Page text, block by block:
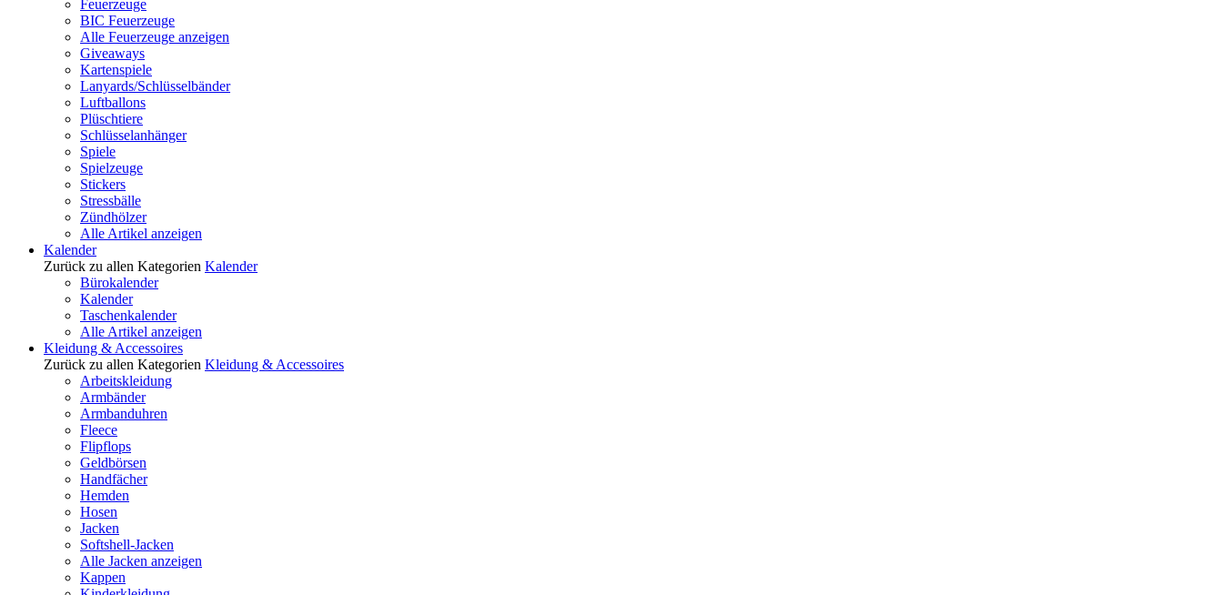
Feuerzeuge
BIC Feuerzeuge
Alle Feuerzeuge anzeigen
Giveaways
Kartenspiele
Lanyards/Schlüsselbänder
Luftballons
Plüschtiere
Schlüsselanhänger
Spiele
Spielzeuge
Stickers
Stressbälle
Zündhölzer
Alle Artikel anzeigen
Kalender
Zurück zu allen Kategorien Kalender
Bürokalender
Kalender
Taschenkalender
Alle Artikel anzeigen
Kleidung & Accessoires
Zurück zu allen Kategorien Kleidung & Accessoires
Arbeitskleidung
Armbänder
Armbanduhren
Fleece
Flipflops
Geldbörsen
Handfächer
Hemden
Hosen
Jacken
Softshell-Jacken
Alle Jacken anzeigen
Kappen